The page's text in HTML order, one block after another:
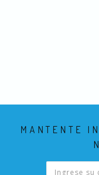
MANTENTE